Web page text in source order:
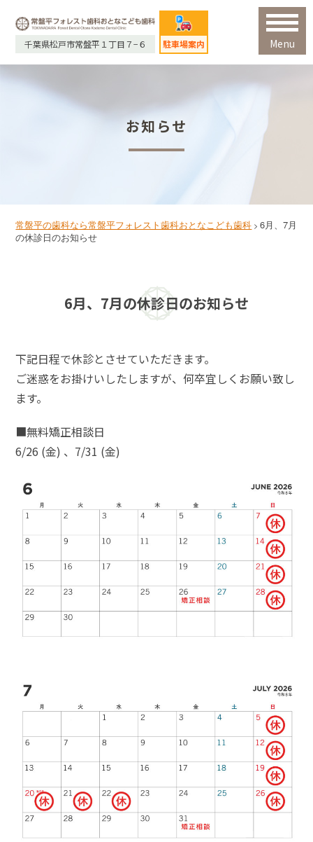
Menu
千葉県松戸市常盤平１丁目７−６ 駐車場案内
お知らせ
常盤平の歯科なら常盤平フォレスト歯科おとなこども歯科 >6月、7月
の休診日のお知らせ
6月、7月の休診日のお知らせ
下記日程で休診とさせていただきます。
ご迷惑をお掛けいしたしますが、何卒宜しくお願い致し
ます。
■無料矯正相談日
6/26 (金) 、7/31 (金)